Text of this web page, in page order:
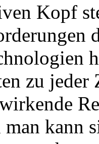
Kopf
zu
kann